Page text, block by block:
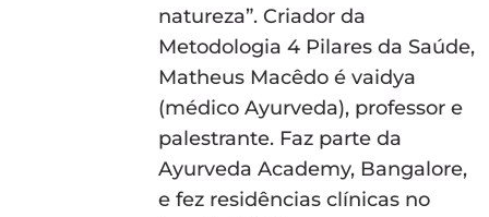
natureza”. Criador da
Metodologia 4 Pilares da Saúde,
Matheus Macêdo é vaidya
(médico Ayurveda), professor e
palestrante. Faz parte da
Ayurveda Academy, Bangalore,
e fez residências clínicas no